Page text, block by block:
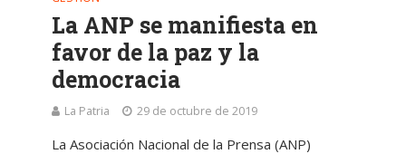
La ANP se manifiesta en
favor de la paz y la
democracia
La Patria 29 de octubre de 2019
La Asociación Nacional de la Prensa (ANP)